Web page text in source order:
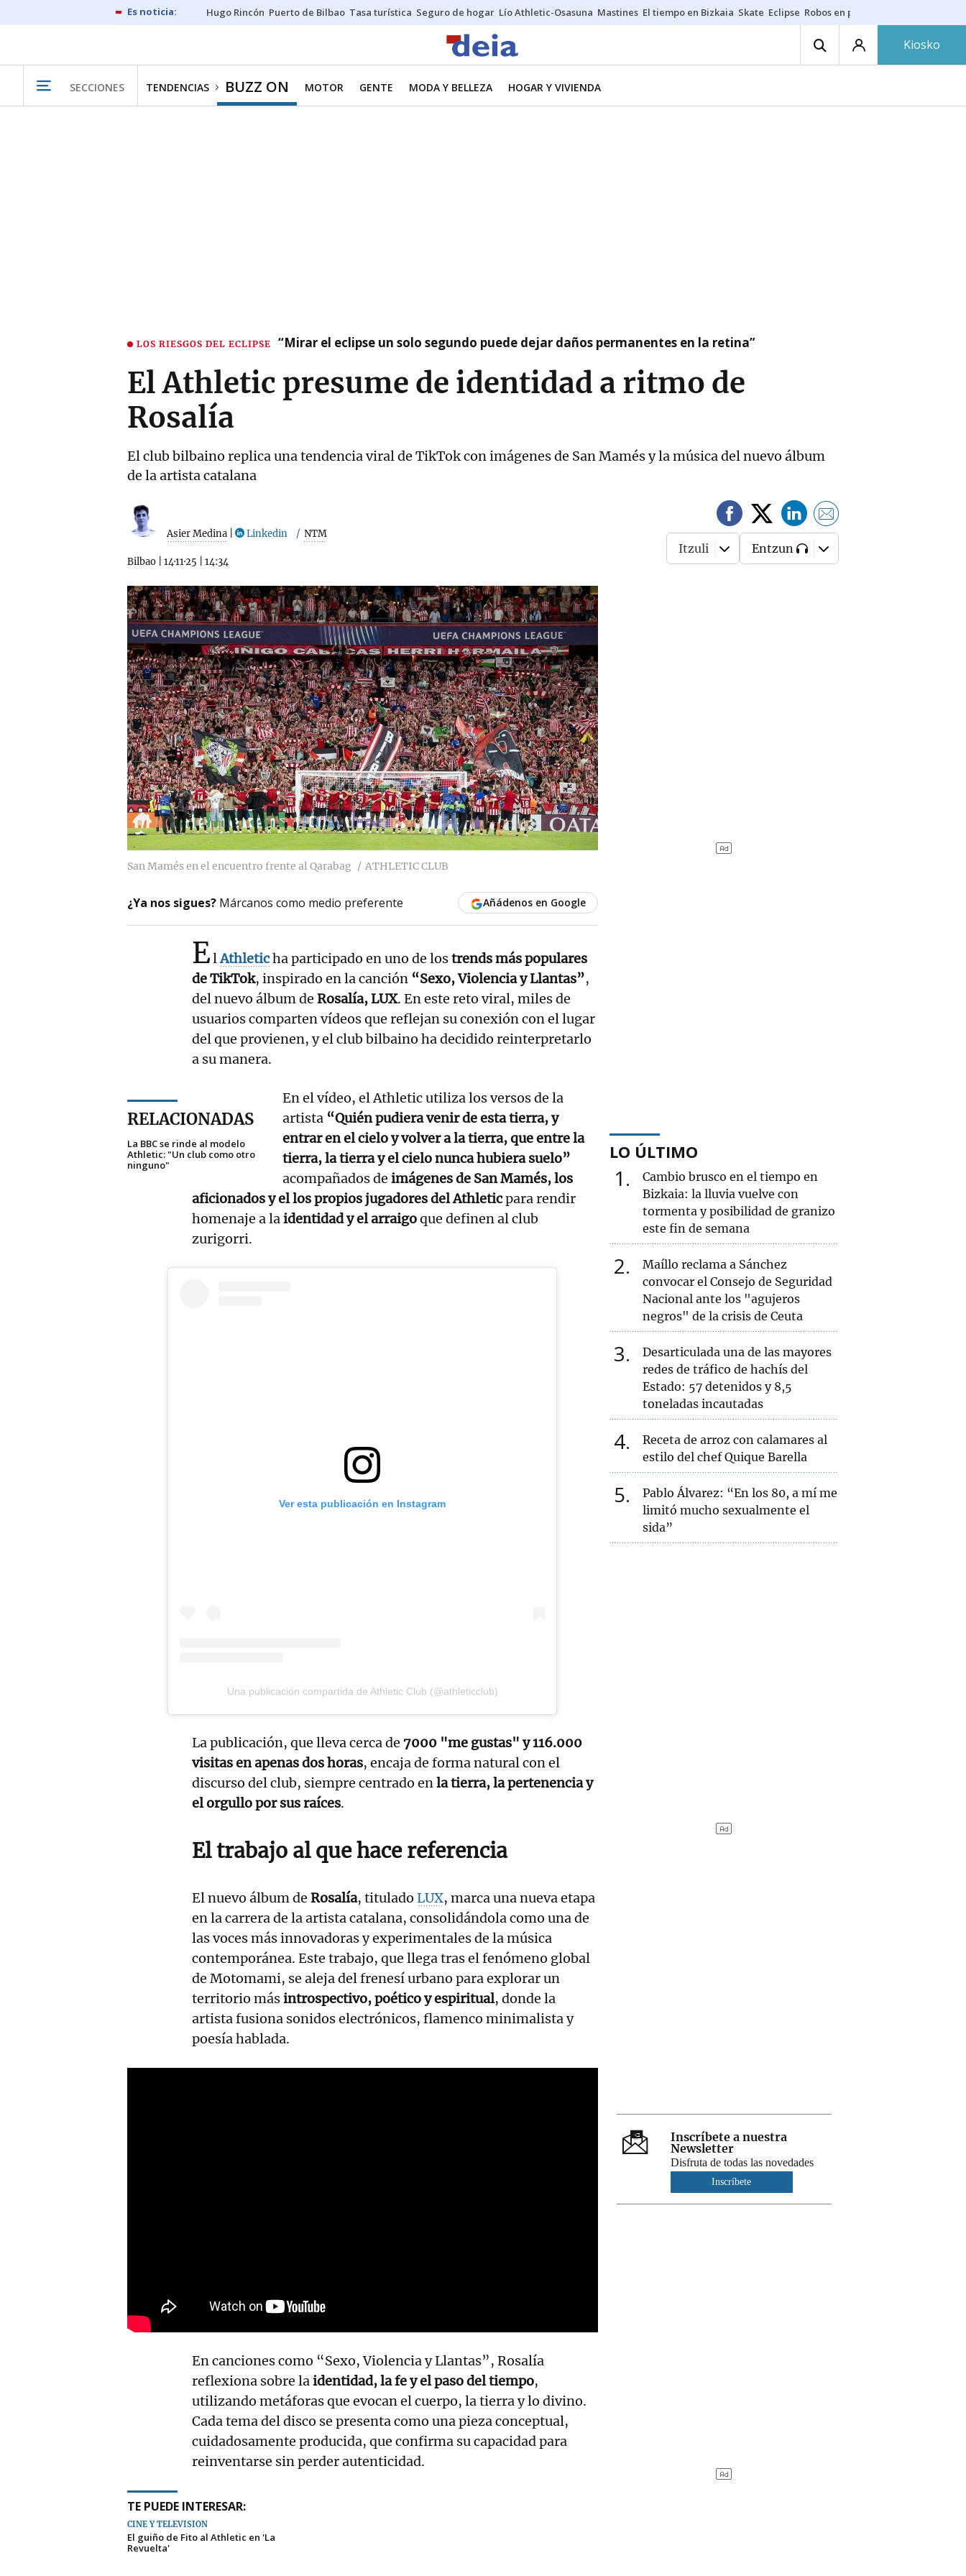
Hugo Rincón Puerto de Bilbao Tasa turística Seguro de hogar Lío Athletic-Osasuna Mastines El tiempo en Bizkaia Skate Eclipse Robos en playas
Kiosko
SECCIONES TENDENCIAS BUZZ ON MOTOR GENTE MODA Y BELLEZA HOGAR Y VIVIENDA
LOS RIESGOS DEL ECLIPSE “Mirar el eclipse un solo segundo puede dejar daños permanentes en la retina”
El Athletic presume de identidad a ritmo de
Rosalía
El club bilbaino replica una tendencia viral de TikTok con imágenes de San Mamés y la música del nuevo álbum
de la artista catalana
Asier Medina Linkedin NTM
Bilbao 14·11·25 14:34
Itzuli Entzun
San Mamés en el encuentro frente al Qarabag ATHLETIC CLUB
¿Ya nos sigues? Márcanos como medio preferente Añádenos en Google
ElAthleticha participado en uno de lostrends más populares
de TikTok, inspirado en la canción “Sexo, Violencia y Llantas”,
del nuevo álbum de Rosalía, LUX. En este reto viral, miles de
usuarios comparten vídeos que reflejan su conexión con el lugar
del que provienen, y el club bilbaino ha decidido reinterpretarlo
a su manera.
RELACIONADAS
La BBC se rinde al modelo
Athletic: "Un club como otro
ninguno"
En el vídeo, el Athletic utiliza los versos de la
artista “Quién pudiera venir de esta tierra, y
entrar en el cielo y volver a la tierra, que entre la
tierra, la tierra y el cielo nunca hubiera suelo”
acompañados deimágenes de San Mamés, los
aficionados y el los propios jugadores del Athleticpara rendir
homenaje a laidentidad y el arraigoque definen al club
zurigorri.
Ver esta publicación en Instagram
Una publicación compartida de Athletic Club (@athleticclub)
La publicación, que lleva cerca de 7000 "me gustas" y 116.000
visitas en apenas dos horas, encaja de forma natural con el
discurso del club, siempre centrado enla tierra, la pertenencia y
el orgullo por sus raíces.
El trabajo al que hace referencia
El nuevo álbum de Rosalía, titulado LUX, marca una nueva etapa
en la carrera de la artista catalana, consolidándola como una de
las voces más innovadoras y experimentales de la música
contemporánea. Este trabajo, que llega tras el fenómeno global
de Motomami, se aleja del frenesí urbano para explorar un
territorio másintrospectivo, poético y espiritual, donde la
artista fusiona sonidos electrónicos, flamenco minimalista y
poesía hablada.
En canciones como “Sexo, Violencia y Llantas”, Rosalía
reflexiona sobre laidentidad, la fe y el paso del tiempo,
utilizando metáforas que evocan el cuerpo, la tierra y lo divino.
Cada tema del disco se presenta como una pieza conceptual,
cuidadosamente producida, que confirma su capacidad para
reinventarse sin perder autenticidad.
TE PUEDE INTERESAR:
CINE Y TELEVISIÓN
El guiño de Fito al Athletic en 'La
Revuelta'
LO ÚLTIMO
1
Cambio brusco en el tiempo en
Bizkaia: la lluvia vuelve con
tormenta y posibilidad de granizo
este fin de semana
2
Maíllo reclama a Sánchez
convocar el Consejo de Seguridad
Nacional ante los "agujeros
negros" de la crisis de Ceuta
3
Desarticulada una de las mayores
redes de tráfico de hachís del
Estado: 57 detenidos y 8,5
toneladas incautadas
4
Receta de arroz con calamares al
estilo del chef Quique Barella
5
Pablo Álvarez: “En los 80, a mí me
limitó mucho sexualmente el
sida”
Inscríbete a nuestra
Newsletter
Disfruta de todas las novedades
Inscríbete